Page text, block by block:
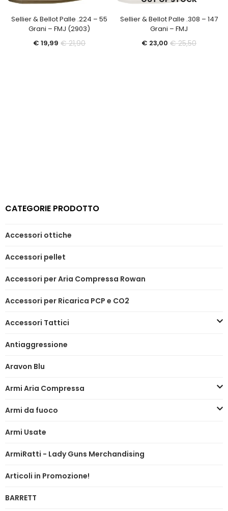
Sellier & Bellot Palle .224 – 55
Grani – FMJ (2903)
€ 19,99 Il€21,90Il
Sellier & Bellot Palle .308 – 147
Grani – FMJ
€ 23,00Il€25,50Il
CATEGORIE PRODOTTO
Accessori ottiche
Accessori pellet
Accessori per Aria Compressa Rowan
Accessori per Ricarica PCP e CO2
Accessori Tattici
Antiaggressione
Aravon Blu
Armi Aria Compressa
Armi da fuoco
Armi Usate
ArmiRatti - Lady Guns Merchandising
Articoli in Promozione!
BARRETT